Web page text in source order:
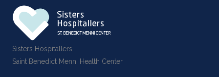
Sisters Hospitallers
Saint Benedict Menni Health Center